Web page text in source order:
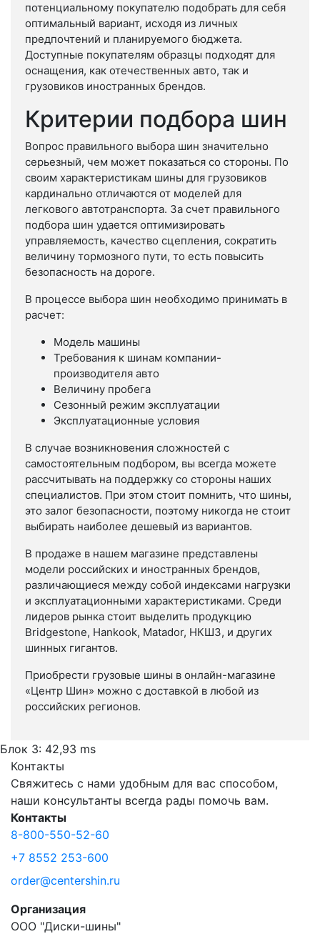
потенциальному покупателю подобрать для себя
оптимальный вариант, исходя из личных
предпочтений и планируемого бюджета.
Доступные покупателям образцы подходят для
оснащения, как отечественных авто, так и
грузовиков иностранных брендов.
Критерии подбора шин
Вопрос правильного выбора шин значительно
серьезный, чем может показаться со стороны. По
своим характеристикам шины для грузовиков
кардинально отличаются от моделей для
легкового автотранспорта. За счет правильного
подбора шин удается оптимизировать
управляемость, качество сцепления, сократить
величину тормозного пути, то есть повысить
безопасность на дороге.
В процессе выбора шин необходимо принимать в
расчет:
Модель машины
Требования к шинам компании-
производителя авто
Величину пробега
Сезонный режим эксплуатации
Эксплуатационные условия
В случае возникновения сложностей с
самостоятельным подбором, вы всегда можете
рассчитывать на поддержку со стороны наших
специалистов. При этом стоит помнить, что шины,
это залог безопасности, поэтому никогда не стоит
выбирать наиболее дешевый из вариантов.
В продаже в нашем магазине представлены
модели российских и иностранных брендов,
различающиеся между собой индексами нагрузки
и эксплуатационными характеристиками. Среди
лидеров рынка стоит выделить продукцию
Bridgestone, Hankook, Matador, НКШЗ, и других
шинных гигантов.
Приобрести грузовые шины в онлайн-магазине
«Центр Шин» можно с доставкой в любой из
российских регионов.
Блок 3: 42,93 ms
Контакты
Свяжитесь с нами удобным для вас способом,
наши консультанты всегда рады помочь вам.
Контакты
8-800-550-52-60
+7 8552 253-600
order@centershin.ru
Организация
ООО "Диски-шины"